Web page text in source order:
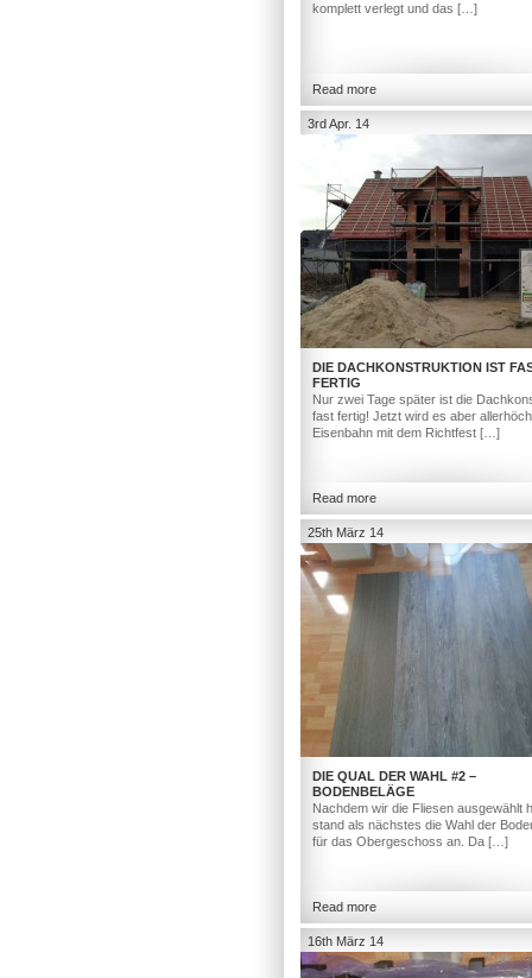
komplett verlegt und das […]
Read more
3rd Apr. 14
DIE DACHKONSTRUKTION IST
FERTIG
Nur zwei Tage später ist die
fast fertig! Jetzt wird es aber
Eisenbahn mit dem Richtfest […]
Read more
25th März 14
DIE QUAL DER WAHL #2 –
BODENBELÄGE
Nachdem wir die Fliesen ausgewählt
stand als nächstes die Wahl der
für das Obergeschoss an. Da […]
Read more
16th März 14